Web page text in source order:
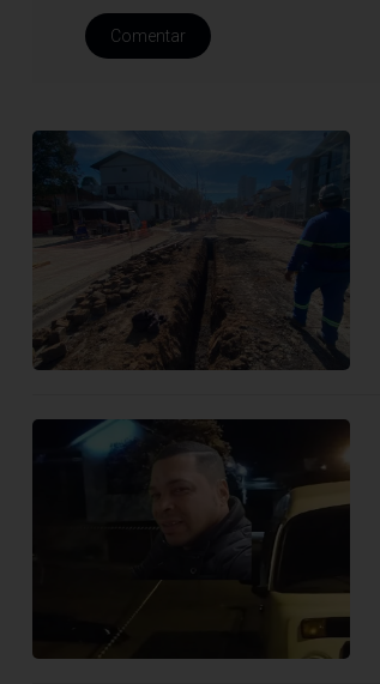
Comentar